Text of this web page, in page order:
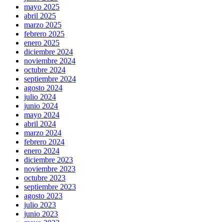
mayo 2025
abril 2025
marzo 2025
febrero 2025
enero 2025
diciembre 2024
noviembre 2024
octubre 2024
septiembre 2024
agosto 2024
julio 2024
junio 2024
mayo 2024
abril 2024
marzo 2024
febrero 2024
enero 2024
diciembre 2023
noviembre 2023
octubre 2023
septiembre 2023
agosto 2023
julio 2023
junio 2023